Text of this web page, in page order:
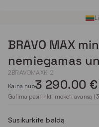
BRAVO MAX
nemiegamas
2BRAVOMAXK_2
Kaina nuo3 290.00 €
Galima pasirinkti mokėti avansą
Susikurkite baldą